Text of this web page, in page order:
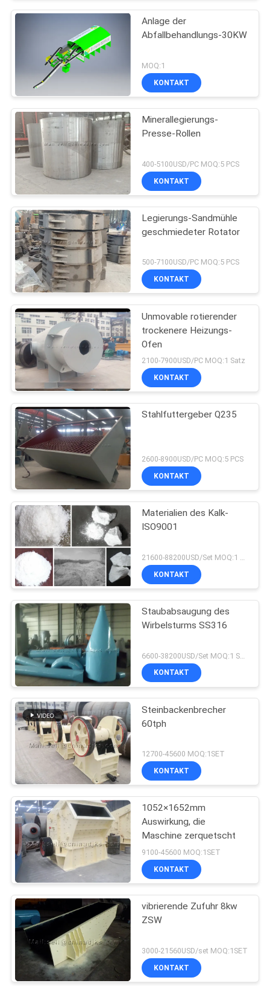
Anlage der
Abfallbehandlungs-30KW
MOQ:1
KONTAKT
Minerallegierungs-
Presse-Rollen
400-5100USD/PC MOQ:5 PCS
KONTAKT
Legierungs-Sandmühle
geschmiedeter Rotator
500-7100USD/PC MOQ:5 PCS
KONTAKT
Unmovable rotierender
trockenere Heizungs-
Ofen
2100-7900USD/PC MOQ:1 Satz
KONTAKT
Stahlfuttergeber Q235
2600-8900USD/PC MOQ:5 PCS
KONTAKT
Materialien des Kalk-
ISO9001
KONTAKT
Staubabsaugung des
Wirbelsturms SS316
KONTAKT
Steinbackenbrecher
60tph
12700-45600 MOQ:1SET
KONTAKT
1052×1652mm
Auswirkung, die
Maschine zerquetscht
9100-45600 MOQ:1SET
KONTAKT
vibrierende Zufuhr 8kw
ZSW
3000-21560USD/set MOQ:1SET
KONTAKT